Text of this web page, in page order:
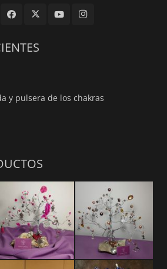
y pulsera de los chakras